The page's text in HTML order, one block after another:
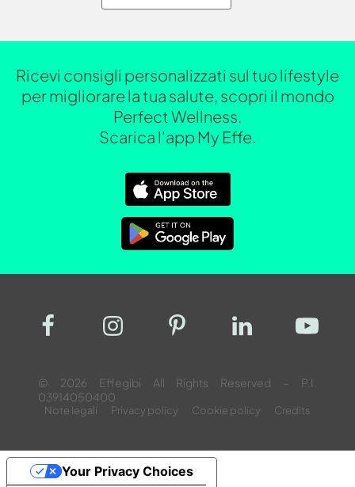
Ricevi consigli personalizzati sul tuo lifestyle
per migliorare la tua salute, scopri il mondo
Perfect Wellness.
Scarica l'app My Effe.
© 2026 Effegibi All Rights Reserved – P.I.
03914050400
Note legali Privacy policy Cookie policy Credits
Your Privacy Choices